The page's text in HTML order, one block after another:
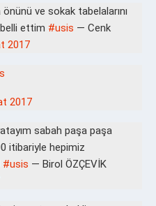
ve sokak tabelalarını
ettim #usis — Cenk
2017
2017
sabah paşa paşa
itibariyle hepimiz
#usis — Birol ÖZÇEVİK